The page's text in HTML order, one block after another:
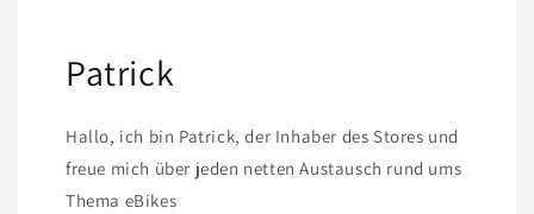
Patrick
Hallo, ich bin Patrick, der Inhaber des Stores und
freue mich über jeden netten Austausch rund ums
Thema eBikes